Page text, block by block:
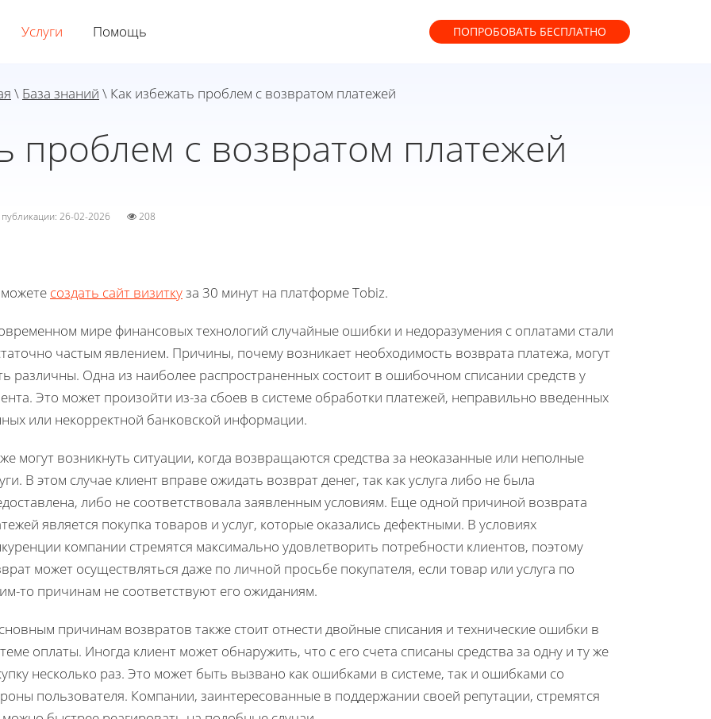
Услуги Помощь ПОПРОБОВАТЬ БЕСПЛАТНО
\ База знаний \ Как избежать проблем с возвратом платежей
проблем с возвратом платежей
публикации: 26-02-2026 208
создать сайт визиткуза 30 минут на платформе Tobiz.
мире финансовых технологий случайные ошибки и недоразумения с оплатами стали
частым явлением. Причины, почему возникает необходимость возврата платежа, могут
различны. Одна из наиболее распространенных состоит в ошибочном списании средств у
Это может произойти из-за сбоев в системе обработки платежей, неправильно введенных
или некорректной банковской информации.
могут возникнуть ситуации, когда возвращаются средства за неоказанные или неполные
В этом случае клиент вправе ожидать возврат денег, так как услуга либо не была
либо не соответствовала заявленным условиям. Еще одной причиной возврата
является покупка товаров и услуг, которые оказались дефектными. В условиях
компании стремятся максимально удовлетворить потребности клиентов, поэтому
может осуществляться даже по личной просьбе покупателя, если товар или услуга по
то причинам не соответствуют его ожиданиям.
причинам возвратов также стоит отнести двойные списания и технические ошибки в
оплаты. Иногда клиент может обнаружить, что с его счета списаны средства за одну и ту же
несколько раз. Это может быть вызвано как ошибками в системе, так и ошибками со
пользователя. Компании, заинтересованные в поддержании своей репутации, стремятся